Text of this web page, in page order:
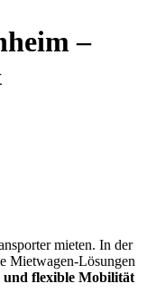
–
mieten. In der
Mietwagen-Lösungen
und flexible Mobilität